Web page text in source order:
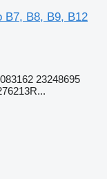
B7, B8, B9, B12
23248695